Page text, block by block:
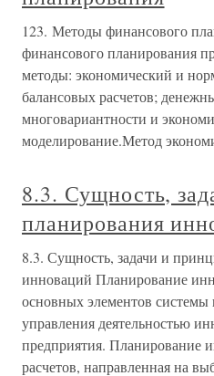
123. Методы финансового
финансового планирования
методы: экономический и
балансовых расчетов;
многовариантности и
моделирование.Метод
8.3. Сущность,
планирования
8.3. Сущность, задачи и
инноваций Планирование
основных элементов
управления деятельностью
предприятия. Планирование
расчетов, направленная на